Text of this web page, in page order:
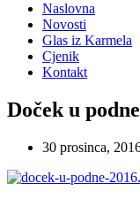
Naslovna
Novosti
Glas iz Karmela
Cjenik
Kontakt
Doček u
30 prosinca,